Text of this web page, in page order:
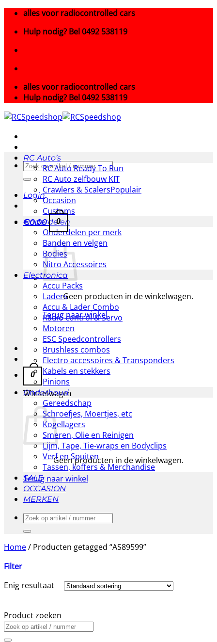
inhoud
alles voor radiocontrolled cars
Hulp nodig? Bel 0492 538119
alles voor radiocontrolled cars
Hulp nodig? Bel 0492 538119
Zoeken
naar:
Login
€0.00 0
Geen producten in de winkelwagen.
Terug naar winkel
0
Winkelwagen
Geen producten in de winkelwagen.
Terug naar winkel
RC Auto’s
RC Auto Ready To Run
RC Auto zelfbouw KIT
Crawlers & Scalers
Occasion
Customs
Onderdelen
Onderdelen per merk
Banden en velgen
Bodies
Nitro Accessoires
Electronica
Accu Packs
Laders
Accu & Lader Combo
Radio control & Servo
Motoren
ESC Speedcontrollers
Brushless combos
Electro accessoires & Transponders
Kabels en stekkers
Pinions
Onderhoud
Gereedschap
Schroefjes, Moertjes, etc
Kogellagers
Smeren, Olie en Reinigen
Lijm, Tape, Tie-wraps en Bodyclips
Verf en Spuiten
Tassen, koffers & Merchandise
SALE
OCCASION
MERKEN
Zoeken
naar:
Home/ Producten getagged “AS89599”
Filter
Enig resultaat
Product zoeken
Zoeken
naar: